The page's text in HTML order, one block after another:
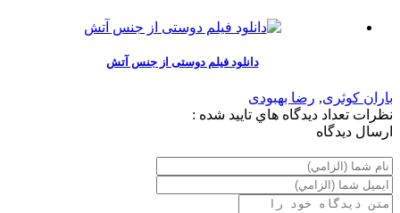
دانلود فیلم دوستی از جنس آتش
باران کوثری, رضا بهبودی
نظرات تعداد ديدگاه هاي تاييد شده :
ارسال ديدگاه